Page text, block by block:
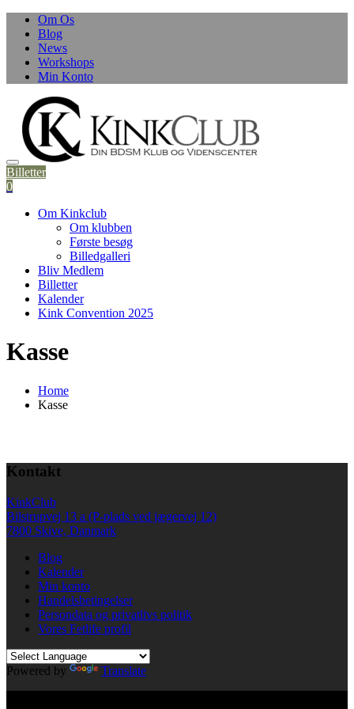
Om Os
Blog
News
Workshops
Min Konto
Billetter
0
Om Kinkclub
Om klubben
Første besøg
Billedgalleri
Bliv Medlem
Billetter
Kalender
Kink Convention 2025
Kasse
Home
Kasse
Kontakt
KinkClub
Bilstrupvej 13 a (P-plads ved jægervej 12)
7800 Skive, Danmark
Blog
Kalender
Min konto
Handelsbetingelser
Persondata og privatlivs politik
Vores Fetlife profil
Powered by
Translate